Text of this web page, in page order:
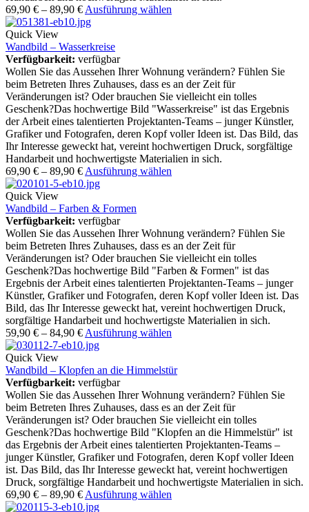
69,90 € – 89,90 € Ausführung wählen
Quick View
Wandbild – Wasserkreise
Verfügbarkeit: verfügbar
Wollen Sie das Aussehen Ihrer Wohnung verändern? Fühlen Sie
beim Betreten Ihres Zuhauses, dass es an der Zeit für
Veränderungen ist? Oder brauchen Sie vielleicht ein tolles
Geschenk?Das hochwertige Bild "Wasserkreise" ist das Ergebnis
der Arbeit eines talentierten Projektanten-Teams – junger Künstler,
Grafiker und Fotografen, deren Kopf voller Ideen ist. Das Bild, das
Ihr Interesse geweckt hat, vereint hochwertigen Druck, sorgfältige
Handarbeit und hochwertigste Materialien in sich.
69,90 € – 89,90 € Ausführung wählen
Quick View
Wandbild – Farben & Formen
Verfügbarkeit: verfügbar
Wollen Sie das Aussehen Ihrer Wohnung verändern? Fühlen Sie
beim Betreten Ihres Zuhauses, dass es an der Zeit für
Veränderungen ist? Oder brauchen Sie vielleicht ein tolles
Geschenk?Das hochwertige Bild "Farben & Formen" ist das
Ergebnis der Arbeit eines talentierten Projektanten-Teams – junger
Künstler, Grafiker und Fotografen, deren Kopf voller Ideen ist. Das
Bild, das Ihr Interesse geweckt hat, vereint hochwertigen Druck,
sorgfältige Handarbeit und hochwertigste Materialien in sich.
59,90 € – 84,90 € Ausführung wählen
Quick View
Wandbild – Klopfen an die Himmelstür
Verfügbarkeit: verfügbar
Wollen Sie das Aussehen Ihrer Wohnung verändern? Fühlen Sie
beim Betreten Ihres Zuhauses, dass es an der Zeit für
Veränderungen ist? Oder brauchen Sie vielleicht ein tolles
Geschenk?Das hochwertige Bild "Klopfen an die Himmelstür" ist
das Ergebnis der Arbeit eines talentierten Projektanten-Teams –
junger Künstler, Grafiker und Fotografen, deren Kopf voller Ideen
ist. Das Bild, das Ihr Interesse geweckt hat, vereint hochwertigen
Druck, sorgfältige Handarbeit und hochwertigste Materialien in sich.
69,90 € – 89,90 € Ausführung wählen